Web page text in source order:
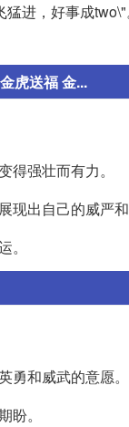
进，好事成
虎送福 金...
强壮而有力。
出自己的威严和
和威武的意愿。
。